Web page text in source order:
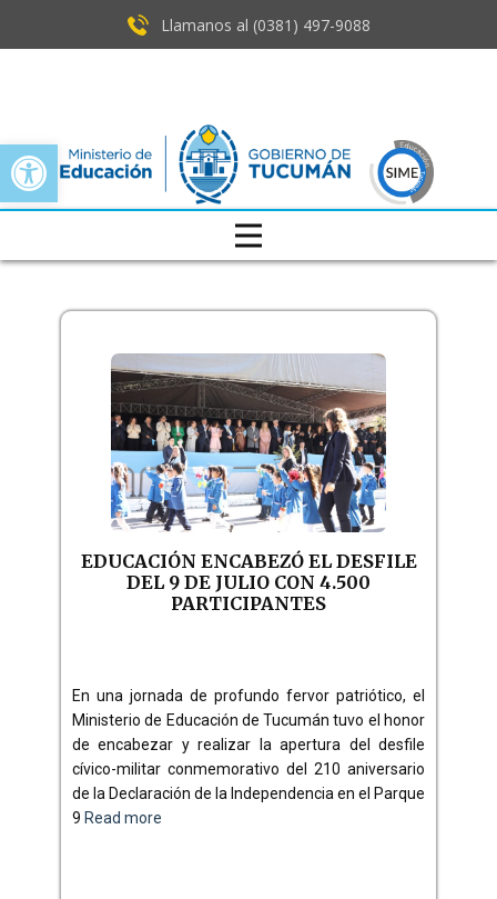
Open toolbar
Llamanos al (0381) ​497-9088
EDUCACIÓN ENCABEZÓ EL DESFILE
DEL 9 DE JULIO CON 4.500
PARTICIPANTES
En una jornada de profundo fervor patriótico, el
Ministerio de Educación de Tucumán tuvo el honor
de encabezar y realizar la apertura del desfile
cívico-militar conmemorativo del 210 aniversario
de la Declaración de la Independencia en el Parque
9 Read more